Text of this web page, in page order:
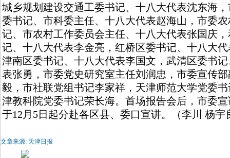
城乡规划建设交通工委书记、十八大代表沈东海
委书记、市科委主任、十八大代表赵海山，市委
记、市农村工作委员会主任、十八大代表张国庆
记、十八大代表李金亮，红桥区委书记、十八大
津南区委书记、十八大代表李国文，武清区委书
表张勇，市委党史研究室主任刘润忠，市委宣传
毅，市社联党组书记李家祥，天津师范大学党委
津教科院党委书记荣长海。首场报告会后，市委
于12月5日起分赴各区县、委口宣讲。（李川 杨宇
文章来源: 天津日报